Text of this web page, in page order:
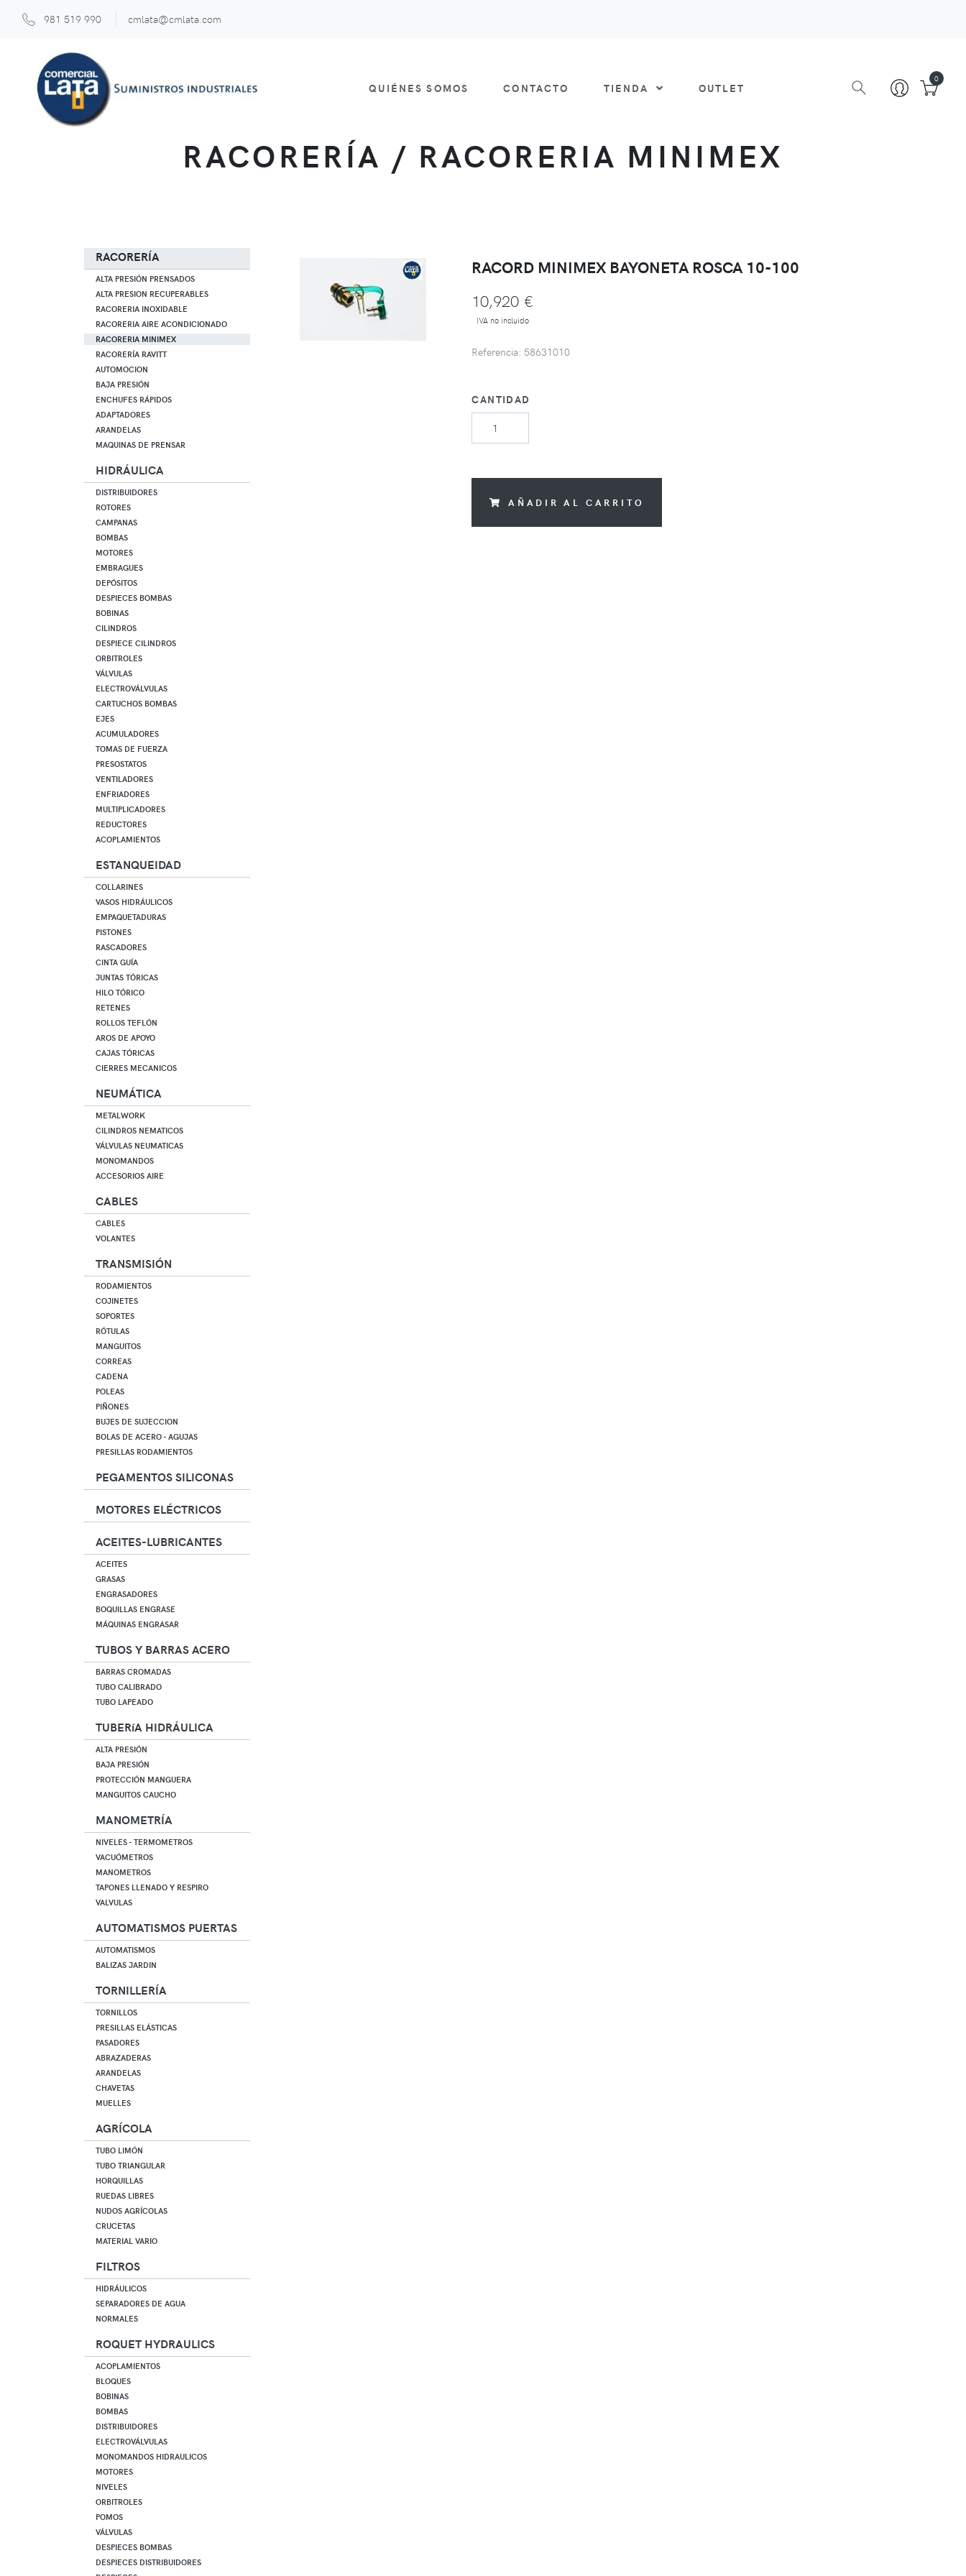
981 519 990 cmlata@cmlata.com
QUIÉNES SOMOS CONTACTO TIENDA OUTLET
0
RACORERÍA / RACORERIA MINIMEX
RACORD MINIMEX BAYONETA ROSCA 10-100
10,920 €
IVA no incluido
Referencia: 58631010
CANTIDAD
AÑADIR AL CARRITO
RACORERÍA
ALTA PRESIÓN PRENSADOS
ALTA PRESION RECUPERABLES
RACORERIA INOXIDABLE
RACORERIA AIRE ACONDICIONADO
RACORERIA MINIMEX
RACORERÍA RAVITT
AUTOMOCION
BAJA PRESIÓN
ENCHUFES RÁPIDOS
ADAPTADORES
ARANDELAS
MAQUINAS DE PRENSAR
HIDRÁULICA
DISTRIBUIDORES
ROTORES
CAMPANAS
BOMBAS
MOTORES
EMBRAGUES
DEPÓSITOS
DESPIECES BOMBAS
BOBINAS
CILINDROS
DESPIECE CILINDROS
ORBITROLES
VÁLVULAS
ELECTROVÁLVULAS
CARTUCHOS BOMBAS
EJES
ACUMULADORES
TOMAS DE FUERZA
PRESOSTATOS
VENTILADORES
ENFRIADORES
MULTIPLICADORES
REDUCTORES
ACOPLAMIENTOS
ESTANQUEIDAD
COLLARINES
VASOS HIDRÁULICOS
EMPAQUETADURAS
PISTONES
RASCADORES
CINTA GUÍA
JUNTAS TÓRICAS
HILO TÓRICO
RETENES
ROLLOS TEFLÓN
AROS DE APOYO
CAJAS TÓRICAS
CIERRES MECANICOS
NEUMÁTICA
METALWORK
CILINDROS NEMATICOS
VÁLVULAS NEUMATICAS
MONOMANDOS
ACCESORIOS AIRE
CABLES
CABLES
VOLANTES
TRANSMISIÓN
RODAMIENTOS
COJINETES
SOPORTES
RÓTULAS
MANGUITOS
CORREAS
CADENA
POLEAS
PIÑONES
BUJES DE SUJECCION
BOLAS DE ACERO - AGUJAS
PRESILLAS RODAMIENTOS
PEGAMENTOS SILICONAS
MOTORES ELÉCTRICOS
ACEITES-LUBRICANTES
ACEITES
GRASAS
ENGRASADORES
BOQUILLAS ENGRASE
MÁQUINAS ENGRASAR
TUBOS Y BARRAS ACERO
BARRAS CROMADAS
TUBO CALIBRADO
TUBO LAPEADO
TUBERíA HIDRÁULICA
ALTA PRESIÓN
BAJA PRESIÓN
PROTECCIÓN MANGUERA
MANGUITOS CAUCHO
MANOMETRÍA
NIVELES - TERMOMETROS
VACUÓMETROS
MANOMETROS
TAPONES LLENADO Y RESPIRO
VALVULAS
AUTOMATISMOS PUERTAS
AUTOMATISMOS
BALIZAS JARDIN
TORNILLERÍA
TORNILLOS
PRESILLAS ELÁSTICAS
PASADORES
ABRAZADERAS
ARANDELAS
CHAVETAS
MUELLES
AGRÍCOLA
TUBO LIMÓN
TUBO TRIANGULAR
HORQUILLAS
RUEDAS LIBRES
NUDOS AGRÍCOLAS
CRUCETAS
MATERIAL VARIO
FILTROS
HIDRÁULICOS
SEPARADORES DE AGUA
NORMALES
ROQUET HYDRAULICS
ACOPLAMIENTOS
BLOQUES
BOBINAS
BOMBAS
DISTRIBUIDORES
ELECTROVÁLVULAS
MONOMANDOS HIDRAULICOS
MOTORES
NIVELES
ORBITROLES
POMOS
VÁLVULAS
DESPIECES BOMBAS
DESPIECES DISTRIBUIDORES